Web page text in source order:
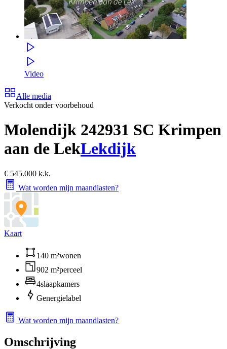
Video
Alle media
Verkocht onder voorbehoud
Molendijk 242931 SC Krimpen
aan de LekLekdijk
€ 545.000 k.k.
Wat worden mijn maandlasten?
Kaart
140 m²wonen
902 m²perceel
4slaapkamers
Genergielabel
Wat worden mijn maandlasten?
Omschrijving